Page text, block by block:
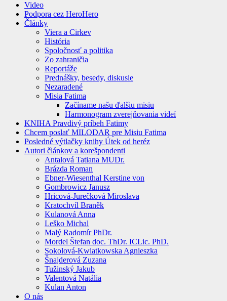
Video
Podpora cez HeroHero
Články
Viera a Cirkev
História
Spoločnosť a politika
Zo zahraničia
Reportáže
Prednášky, besedy, diskusie
Nezaradené
Misia Fatima
Začíname našu ďalšiu misiu
Harmonogram zverejňovania videí
KNIHA Pravdivý príbeh Fatimy
Chcem poslať MILODAR pre Misiu Fatima
Posledné výtlačky knihy Útek od heréz
Autori článkov a korešpondenti
Antalová Tatiana MUDr.
Brázda Roman
Ebner-Wiesenthal Kerstine von
Gombrowicz Janusz
Hricová-Jurečková Miroslava
Kratochvíl Braněk
Kulanová Anna
Leško Michal
Malý Radomír PhDr.
Mordel Štefan doc. ThDr. ICLic. PhD.
Sokolová-Kwiatkowska Agnieszka
Šnajderová Zuzana
Tužinský Jakub
Valentová Natália
Kulan Anton
O nás